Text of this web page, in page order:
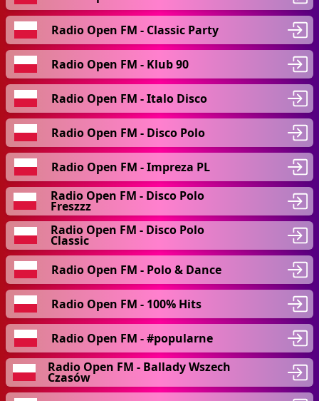
Radio Open FM - Classic Party
Radio Open FM - Klub 90
Radio Open FM - Italo Disco
Radio Open FM - Disco Polo
Radio Open FM - Impreza PL
Radio Open FM - Disco Polo
Freszzz
Radio Open FM - Disco Polo
Classic
Radio Open FM - Polo & Dance
Radio Open FM - 100% Hits
Radio Open FM - #popularne
Radio Open FM - Ballady Wszech
Czasów